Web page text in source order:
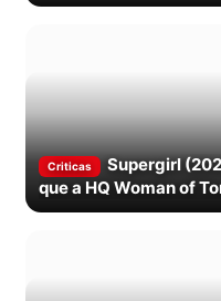
Criticas
Supergirl
que a HQ Woman of